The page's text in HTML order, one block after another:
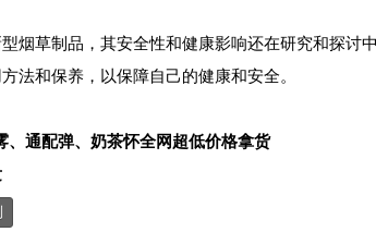
烟草制品，其安全性和健康影响还在研究和探讨
法和保养，以保障自己的健康和安全。
通配弹、奶茶怀全网超低价格拿货